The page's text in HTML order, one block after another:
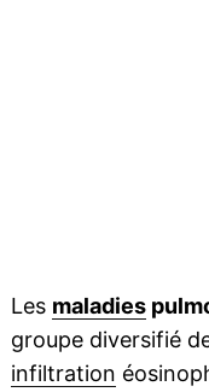
Les maladies
groupe diversifié
infiltration